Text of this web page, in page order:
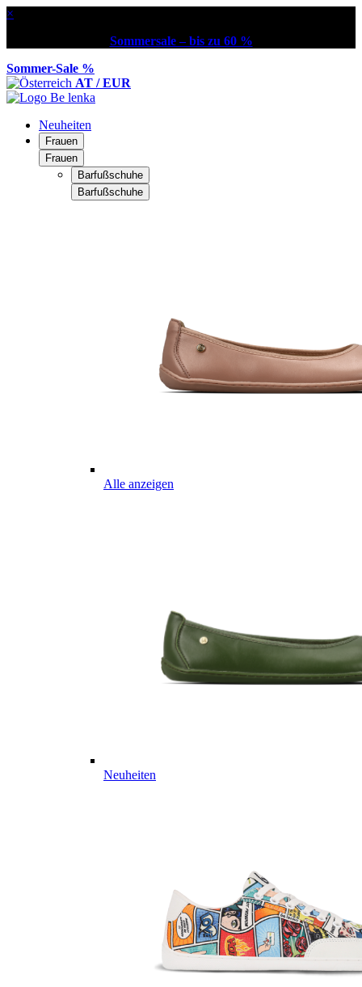
×
Sommersale – bis zu 60 %
Sommer-Sale %
AT / EUR
Neuheiten
Frauen
Frauen
Barfußschuhe
Barfußschuhe
Alle anzeigen
Neuheiten